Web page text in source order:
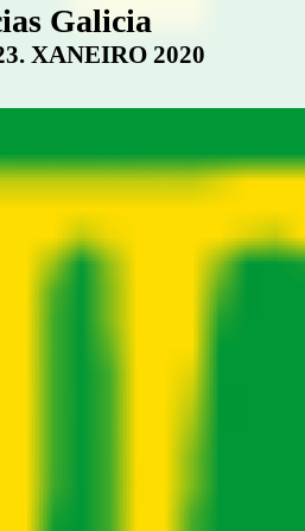
Noticias Galicia
Galicia
XANEIRO 2020